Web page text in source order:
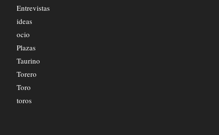
Entrevistas
ideas
ocio
Plazas
Taurino
Torero
Toro
toros